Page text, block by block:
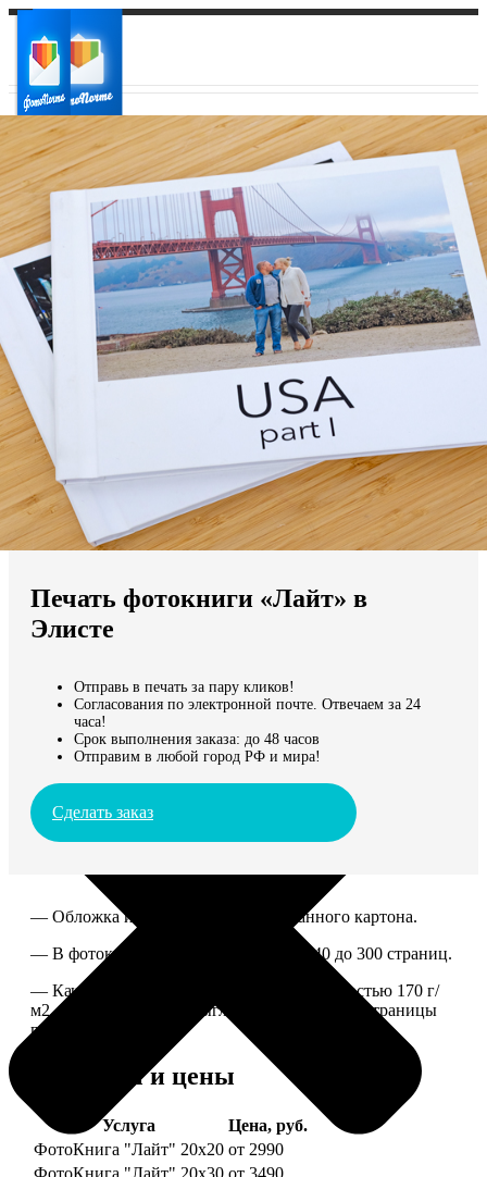
Ваш город:
Ваш регион доставки
Выберите из списка:
Мы доставляем по всему миру
Продолжить без города
Печать фотокниги «Лайт» в
Элисте
Отправь в печать за пару кликов!
Согласования по электронной почте. Отвечаем за 24
часа!
Срок выполнения заказа: до 48 часов
Отправим в любой город РФ и мира!
Сделать заказ
— Обложка из твердого ламинированного картона.
— В фотокниге можно разместить от 40 до 300 страниц.
— Качественная мелованная бумага плотностью 170 г/
м2, то есть страницы выглядят, как плотные страницы
глянцевого журнала.
Форматы и цены
Услуга
Цена, руб.
ФотоКнига "Лайт" 20x20 от 2990
ФотоКнига "Лайт" 20x30 от 3490